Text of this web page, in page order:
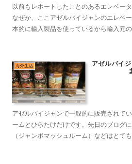
以前もレポートしたことのあるエレベー
なぜか、ここアゼルバイジャンのエレベ
本的に輸入製品を使っているから輸入元
海外生活
アゼルバイ
アゼルバイジャンで一般的に販売されて
ームとひらたけだけです。先日のブログ
（ジャンボマッシュルーム）などはとて